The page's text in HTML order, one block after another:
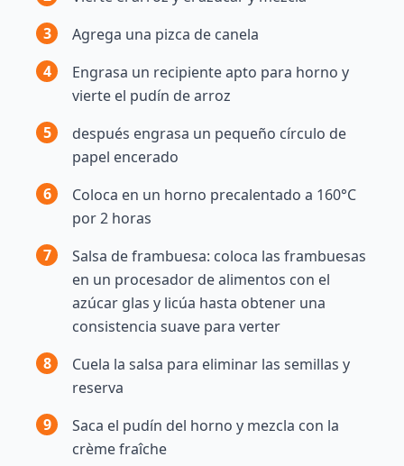
3
Agrega una pizca de canela
4
Engrasa un recipiente apto para horno y
vierte el pudín de arroz
5
después engrasa un pequeño círculo de
papel encerado
6
Coloca en un horno precalentado a 160°C
por 2 horas
7
Salsa de frambuesa: coloca las frambuesas
en un procesador de alimentos con el
azúcar glas y licúa hasta obtener una
consistencia suave para verter
8
Cuela la salsa para eliminar las semillas y
reserva
9
Saca el pudín del horno y mezcla con la
crème fraîche